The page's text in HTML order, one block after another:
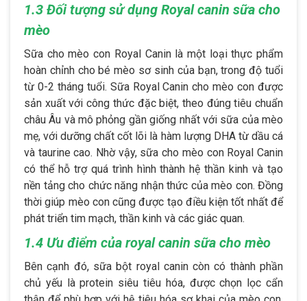
1.3 Đối tượng sử dụng Royal canin sữa cho
mèo
Sữa cho mèo con Royal Canin là một loại thực phẩm
hoàn chỉnh cho bé mèo sơ sinh của bạn, trong độ tuổi
từ 0-2 tháng tuổi. Sữa Royal Canin cho mèo con được
sản xuất với công thức đặc biệt, theo đúng tiêu chuẩn
châu Âu và mô phỏng gần giống nhất với sữa của mèo
mẹ, với dưỡng chất cốt lõi là hàm lượng DHA từ dầu cá
và taurine cao. Nhờ vậy, sữa cho mèo con Royal Canin
có thể hỗ trợ quá trình hình thành hệ thần kinh và tạo
nền tảng cho chức năng nhận thức của mèo con. Đồng
thời giúp mèo con cũng được tạo điều kiện tốt nhất để
phát triển tim mạch, thần kinh và các giác quan.
1.4 Ưu điểm của royal canin sữa cho mèo
Bên cạnh đó, sữa bột royal canin còn có thành phần
chủ yếu là protein siêu tiêu hóa, được chọn lọc cẩn